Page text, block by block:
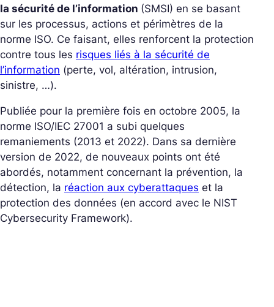
la sécurité de l’information (SMSI) en se basant
sur les processus, actions et périmètres de la
norme ISO. Ce faisant, elles renforcent la protection
contre tous les risques liés à la sécurité de
l’information (perte, vol, altération, intrusion,
sinistre, …).
Publiée pour la première fois en octobre 2005, la
norme ISO/IEC 27001 a subi quelques
remaniements (2013 et 2022). Dans sa dernière
version de 2022, de nouveaux points ont été
abordés, notamment concernant la prévention, la
détection, la réaction aux cyberattaques et la
protection des données (en accord avec le NIST
Cybersecurity Framework).